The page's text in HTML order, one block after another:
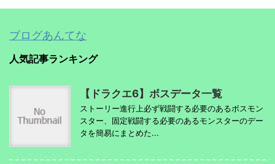
ブログあんてな
人気記事ランキング
【ドラクエ6】ボスデータ一覧
ストーリー進行上必ず戦闘する必要のあるボスモン
スター、固定戦闘する必要のあるモンスターのデー
タを簡易にまとめた...